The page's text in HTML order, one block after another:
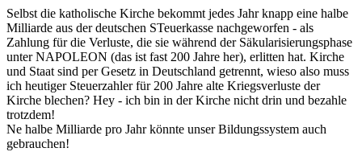
Selbst die katholische Kirche bekommt jedes Jahr knapp eine halbe
Milliarde aus der deutschen STeuerkasse nachgeworfen - als
Zahlung für die Verluste, die sie während der Säkularisierungsphase
unter NAPOLEON (das ist fast 200 Jahre her), erlitten hat. Kirche
und Staat sind per Gesetz in Deutschland getrennt, wieso also muss
ich heutiger Steuerzahler für 200 Jahre alte Kriegsverluste der
Kirche blechen? Hey - ich bin in der Kirche nicht drin und bezahle
trotzdem!
Ne halbe Milliarde pro Jahr könnte unser Bildungssystem auch
gebrauchen!